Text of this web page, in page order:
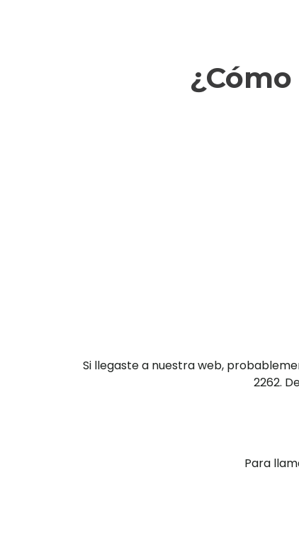
Si llegaste a nuestra web,
2262.
Para